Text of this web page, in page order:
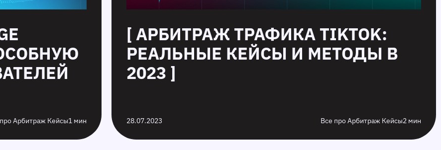
Арбитраж Кейсы1 мин
[ АРБИТРАЖ ТРАФИКА TIKTOK:
РЕАЛЬНЫЕ КЕЙСЫ И МЕТОДЫ В
2023 ]
28.07.2023 Все про Арбитраж Кейсы2 мин